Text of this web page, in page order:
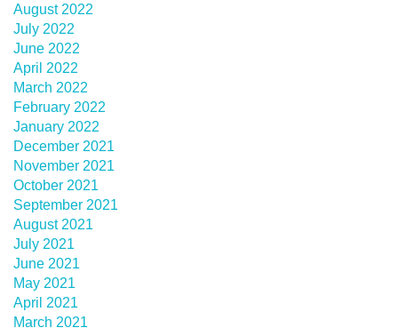
August 2022
July 2022
June 2022
April 2022
March 2022
February 2022
January 2022
December 2021
November 2021
October 2021
September 2021
August 2021
July 2021
June 2021
May 2021
April 2021
March 2021